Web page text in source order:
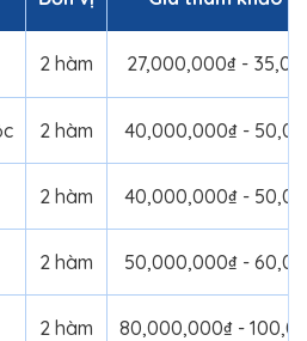
2 hàm 27,000,000₫ -
2 hàm 40,000,000₫ -
2 hàm 40,000,000₫ -
2 hàm 50,000,000₫ -
2 hàm 80,000,000₫ -